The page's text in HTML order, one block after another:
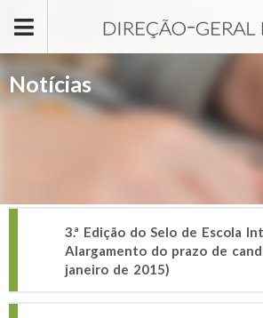
Notícias
3.ª Edição do Selo de Escola
Alargamento do prazo de
janeiro de 2015)